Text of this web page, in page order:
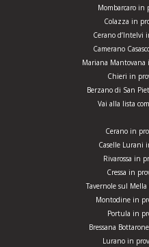
Mombarcaro in
Colazza in
Cerano d’Intelvi
Camerano
Mariana
Chieri in
Berzano di San
Vai alla lista
Cerano in
Caselle Lurani
Rivarossa in
Cressa in
Tavernole sul
Montodine in
Portula in
Bressana
Lurano in